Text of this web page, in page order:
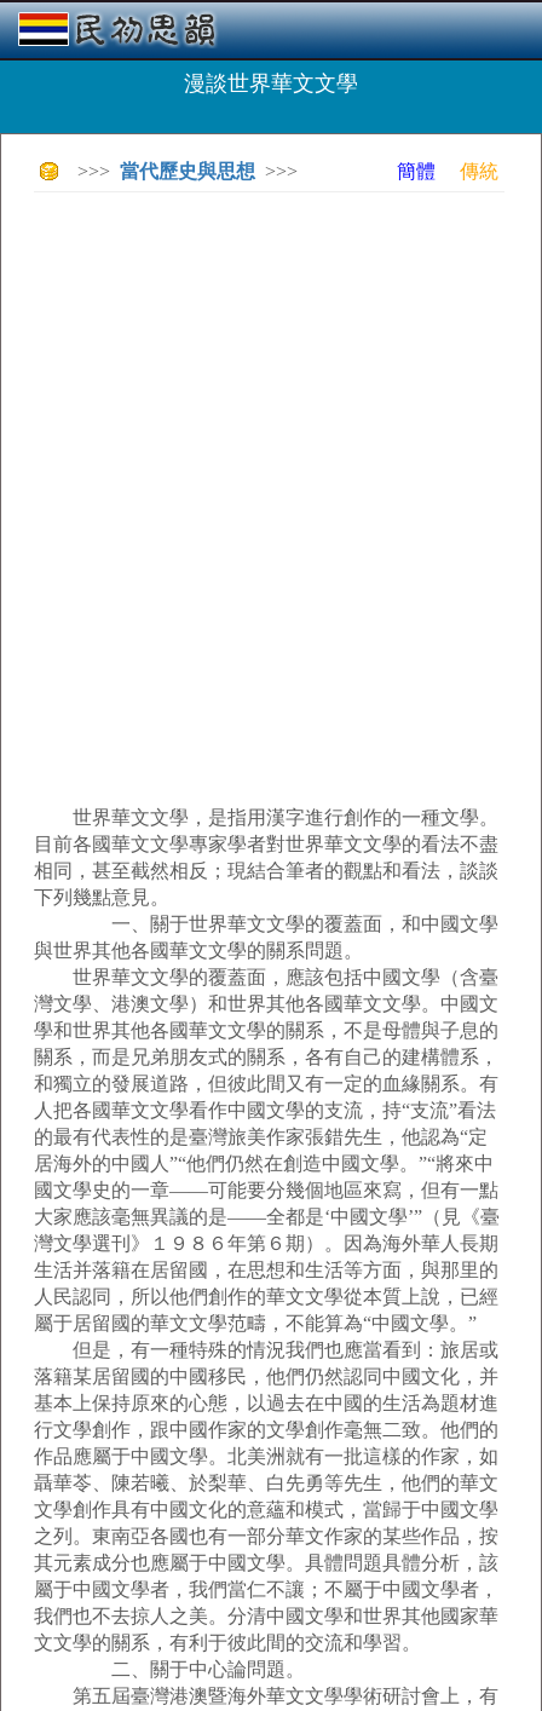
漫談世界華文文學
>>> 當代歷史與思想 >>> 簡體 傳統
世界華文文學，是指用漢字進行創作的一種文學。
目前各國華文文學專家學者對世界華文文學的看法不盡
相同，甚至截然相反；現結合筆者的觀點和看法，談談
下列幾點意見。
一、關于世界華文文學的覆蓋面，和中國文學
與世界其他各國華文文學的關系問題。
世界華文文學的覆蓋面，應該包括中國文學（含臺
灣文學、港澳文學）和世界其他各國華文文學。中國文
學和世界其他各國華文文學的關系，不是母體與子息的
關系，而是兄弟朋友式的關系，各有自己的建構體系，
和獨立的發展道路，但彼此間又有一定的血緣關系。有
人把各國華文文學看作中國文學的支流，持“支流”看法
的最有代表性的是臺灣旅美作家張錯先生，他認為“定
居海外的中國人”“他們仍然在創造中國文學。”“將來中
國文學史的一章——可能要分幾個地區來寫，但有一點
大家應該毫無異議的是——全都是‘中國文學’”（見《臺
灣文學選刊》１９８６年第６期）。因為海外華人長期
生活并落籍在居留國，在思想和生活等方面，與那里的
人民認同，所以他們創作的華文文學從本質上說，已經
屬于居留國的華文文學范疇，不能算為“中國文學。”
但是，有一種特殊的情況我們也應當看到：旅居或
落籍某居留國的中國移民，他們仍然認同中國文化，并
基本上保持原來的心態，以過去在中國的生活為題材進
行文學創作，跟中國作家的文學創作毫無二致。他們的
作品應屬于中國文學。北美洲就有一批這樣的作家，如
聶華苓、陳若曦、於梨華、白先勇等先生，他們的華文
文學創作具有中國文化的意蘊和模式，當歸于中國文學
之列。東南亞各國也有一部分華文作家的某些作品，按
其元素成分也應屬于中國文學。具體問題具體分析，該
屬于中國文學者，我們當仁不讓；不屬于中國文學者，
我們也不去掠人之美。分清中國文學和世界其他國家華
文文學的關系，有利于彼此間的交流和學習。
二、關于中心論問題。
第五屆臺灣港澳暨海外華文文學學術研討會上，有